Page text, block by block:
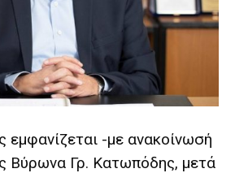
εμφανίζεται -με ανακοίνωσή
Βύρωνα Γρ. Κατωπόδης, μετά